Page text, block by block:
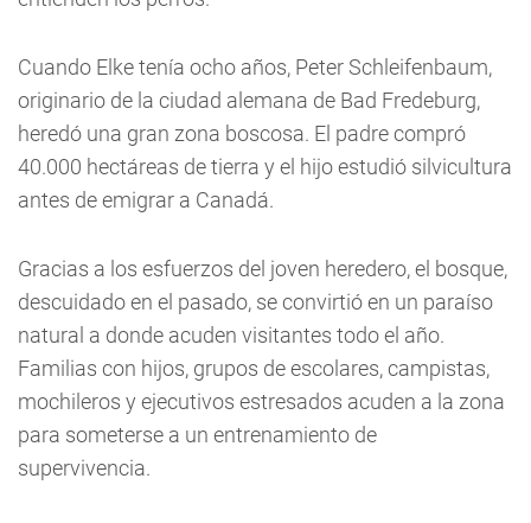
Cuando Elke tenía ocho años, Peter Schleifenbaum,
originario de la ciudad alemana de Bad Fredeburg,
heredó una gran zona boscosa. El padre compró
40.000 hectáreas de tierra y el hijo estudió silvicultura
antes de emigrar a Canadá.
Gracias a los esfuerzos del joven heredero, el bosque,
descuidado en el pasado, se convirtió en un paraíso
natural a donde acuden visitantes todo el año.
Familias con hijos, grupos de escolares, campistas,
mochileros y ejecutivos estresados acuden a la zona
para someterse a un entrenamiento de
supervivencia.